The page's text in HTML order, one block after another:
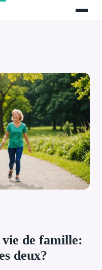
de famille:
deux?